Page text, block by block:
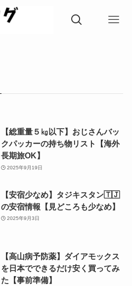
【総重量５㎏以下】おじさんバッ
クパッカーの持ち物リスト【海外
長期旅OK】
2025年9月19日
【安宿少なめ】タジキスタン🇹🇯
の安宿情報【見どころも少なめ】
2025年9月3日
【高山病予防薬】ダイアモックス
を日本でできるだけ安く買ってみ
た【事前準備】